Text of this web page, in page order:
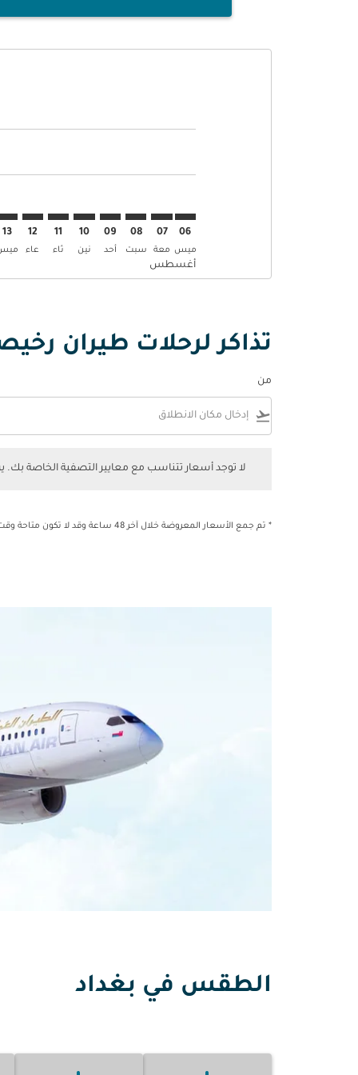
06
ميس
أغسطس
07
معة
08
سبت
09
أحد
10
نين
11
ثاء
12
عاء
13
تذاكر لرحلات طيران
من
flight_takeoff
لا توجد أسعار تتناسب مع معايير التصفية الخاصة
* تم جمع الأسعار المعروضة خلال آخر 48 ساعة وقد لا تكون متاحة وقت الحجز.
الطقس في بغداد